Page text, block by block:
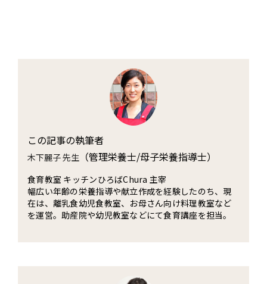
この記事の執筆者
木下麗子 先生 （管理栄養士/母子栄養指導士）
食育教室 キッチンひろばChura 主宰
幅広い年齢の栄養指導や献立作成を経験したのち、現
在は、離乳食幼児食教室、お母さん向け料理教室など
を運営。助産院や幼児教室などにて食育講座を担当。